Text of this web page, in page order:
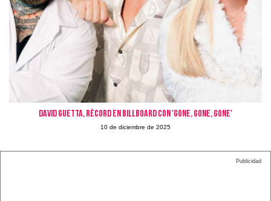
David Guetta, récord en Billboard con 'Gone, gone, gone'
10 de diciembre de 2025
Publicidad